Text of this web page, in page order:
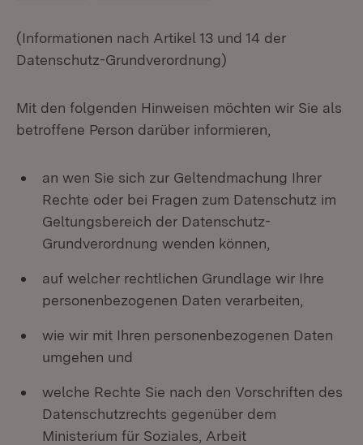
(Informationen nach Artikel 13 und 14 der
Datenschutz-Grundverordnung)
Mit den folgenden Hinweisen möchten wir Sie als
betroffene Person darüber informieren,
an wen Sie sich zur Geltendmachung Ihrer
Rechte oder bei Fragen zum Datenschutz im
Geltungsbereich der Datenschutz-
Grundverordnung wenden können,
auf welcher rechtlichen Grundlage wir Ihre
personenbezogenen Daten verarbeiten,
wie wir mit Ihren personenbezogenen Daten
umgehen und
welche Rechte Sie nach den Vorschriften des
Datenschutzrechts gegenüber dem
Ministerium für Soziales, Arbeit